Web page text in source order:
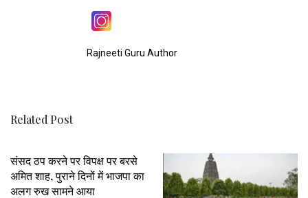
Rajneeti Guru Author
Related Post
संसद ठप करने पर विपक्ष पर बरसे
अमित शाह, पुराने दिनों में भाजपा का
अलग रुख सामने आया